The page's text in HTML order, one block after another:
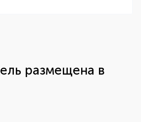
размещена в